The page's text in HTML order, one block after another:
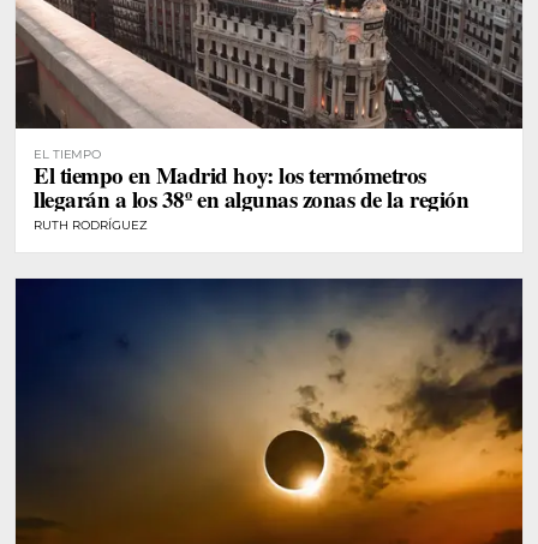
EL TIEMPO
El tiempo en Madrid hoy: los termómetros
llegarán a los 38º en algunas zonas de la región
RUTH RODRÍGUEZ